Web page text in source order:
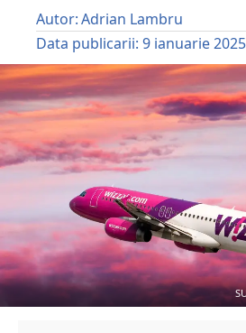
Autor:Adrian Lambru
Data publicarii: 9 ianuarie 2025